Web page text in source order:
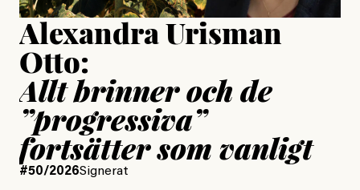
Alexandra Urisman
Otto:
Allt brinner och de
”progressiva”
fortsätter som vanligt
#50/2026Signerat